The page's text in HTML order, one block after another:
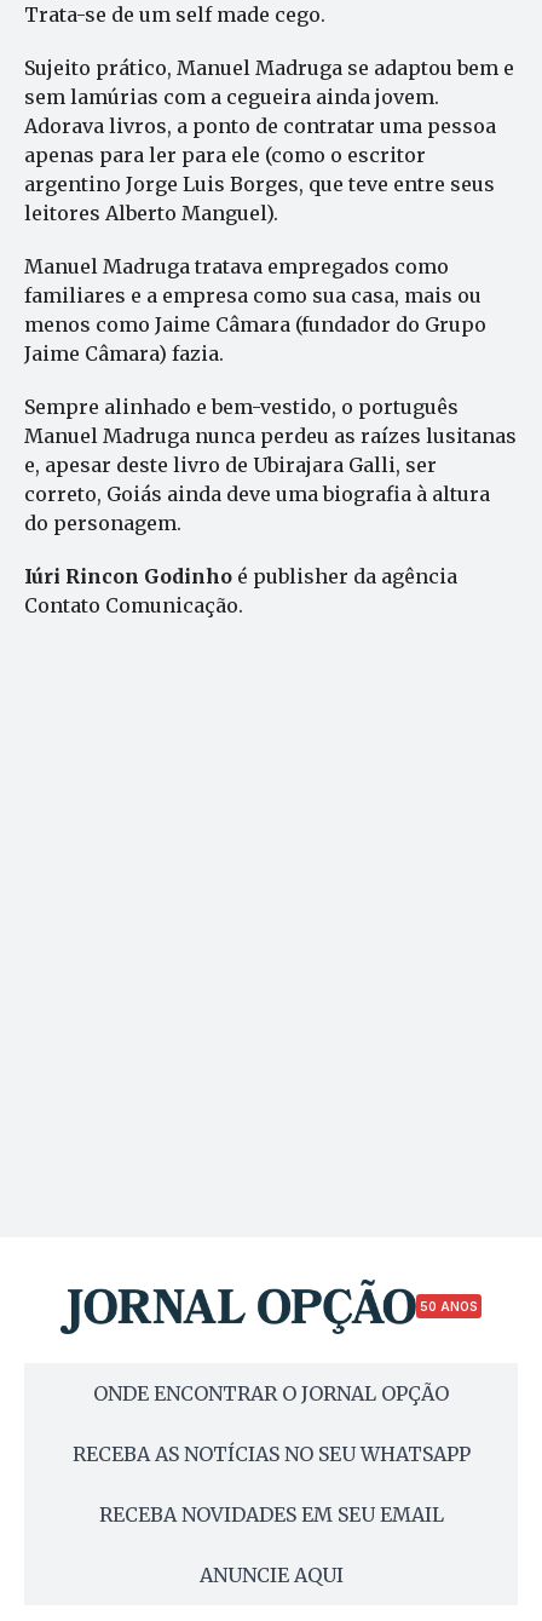
Trata-se de um self made cego.
Sujeito prático, Manuel Madruga se adaptou bem e
sem lamúrias com a cegueira ainda jovem.
Adorava livros, a ponto de contratar uma pessoa
apenas para ler para ele (como o escritor
argentino Jorge Luis Borges, que teve entre seus
leitores Alberto Manguel).
Manuel Madruga tratava empregados como
familiares e a empresa como sua casa, mais ou
menos como Jaime Câmara (fundador do Grupo
Jaime Câmara) fazia.
Sempre alinhado e bem-vestido, o português
Manuel Madruga nunca perdeu as raízes lusitanas
e, apesar deste livro de Ubirajara Galli, ser
correto, Goiás ainda deve uma biografia à altura
do personagem.
Iúri Rincon Godinho é publisher da agência
Contato Comunicação.
50 ANOS
ONDE ENCONTRAR O JORNAL OPÇÃO
RECEBA AS NOTÍCIAS NO SEU WHATSAPP
RECEBA NOVIDADES EM SEU EMAIL
ANUNCIE AQUI